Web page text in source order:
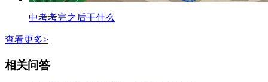
中考考完之后干什么
查看更多>
相关问答